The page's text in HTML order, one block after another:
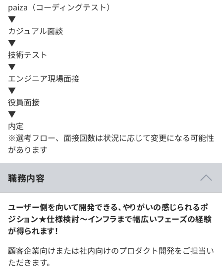
paiza（コーディングテスト）
▼
カジュアル面談
▼
技術テスト
▼
エンジニア現場面接
▼
役員面接
▼
内定
※選考フロー、面接回数は状況に応じて変更になる可能性
があります
職務内容
ユーザー側を向いて開発できる、やりがいの感じられるポ
ジション★仕様検討〜インフラまで幅広いフェーズの経験
が得られます！
顧客企業向けまたは社内向けのプロダクト開発をご担当い
ただきます。